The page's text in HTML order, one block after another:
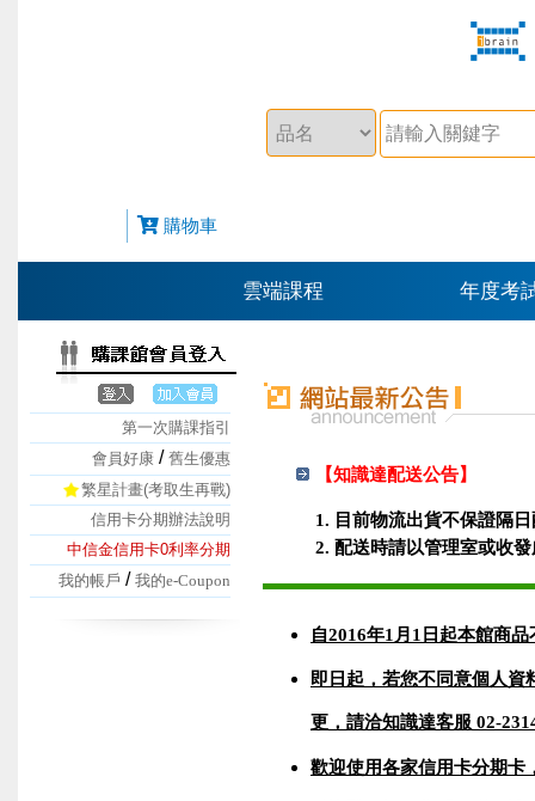
購物車
雲端課程 年度考
第一次購課指引
會員好康 / 舊生優惠
繁星計畫(考取生再戰)
信用卡分期辦法說明
中信金信用卡0利率分期
我的帳戶 / 我的e-Coupon
【知識達配送公告】
1. 目前物流出貨不保證隔
2. 配送時請以管理室或收
自2016年1月1日起本館商
即日起，若您不同意個人
更，請洽知識達客服 02-
歡迎使用各家信用卡分期卡